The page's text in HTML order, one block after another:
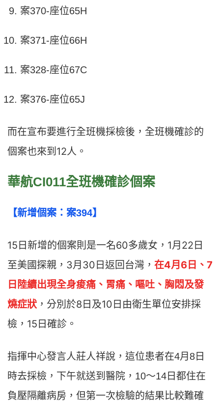
案370-座位65H
案371-座位66H
案328-座位67C
案376-座位65J
而在宣布要進行全班機採檢後，全班機確診的
個案也來到12人。
華航CI011全班機確診個案
【新增個案：案394】
15日新增的個案則是一名60多歲女，1月22日
至美國探親，3月30日返回台灣， 在4月6日、7
日陸續出現全身痠痛、胃痛、嘔吐、胸悶及發
燒症狀 ，分別於8日及10日由衛生單位安排採
檢，15日確診。
指揮中心發言人莊人祥說，這位患者在4月8日
時去採檢，下午就送到醫院，10～14日都住在
負壓隔離病房，但第一次檢驗的結果比較難確